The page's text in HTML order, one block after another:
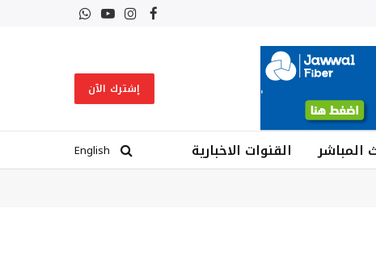
فيسبوكالانستغرام
يوتيوبواتساب
إشترك الآن
المباشر القنوات الاخبارية
English